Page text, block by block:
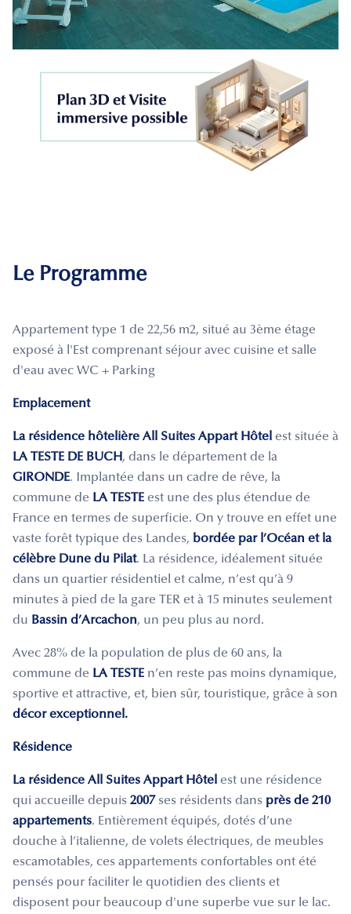
Le Programme
Appartement type 1 de 22,56 m2, situé au 3ème étage
exposé à l'Est comprenant séjour avec cuisine et salle
d'eau avec WC + Parking
Emplacement
La résidence hôtelière All Suites Appart Hôtel est située à
LA TESTE DE BUCH, dans le département de la
GIRONDE. Implantée dans un cadre de rêve, la
commune de LA TESTE est une des plus étendue de
France en termes de superficie. On y trouve en effet une
vaste forêt typique des Landes, bordée par l’Océan et la
célèbre Dune du Pilat. La résidence, idéalement située
dans un quartier résidentiel et calme, n’est qu’à 9
minutes à pied de la gare TER et à 15 minutes seulement
du Bassin d’Arcachon, un peu plus au nord.
Avec 28% de la population de plus de 60 ans, la
commune de LA TESTE n’en reste pas moins dynamique,
sportive et attractive, et, bien sûr, touristique, grâce à son
décor exceptionnel.
Résidence
La résidence All Suites Appart Hôtel est une résidence
qui accueille depuis 2007 ses résidents dans près de 210
appartements. Entièrement équipés, dotés d’une
douche à l’italienne, de volets électriques, de meubles
escamotables, ces appartements confortables ont été
pensés pour faciliter le quotidien des clients et
disposent pour beaucoup d'une superbe vue sur le lac.